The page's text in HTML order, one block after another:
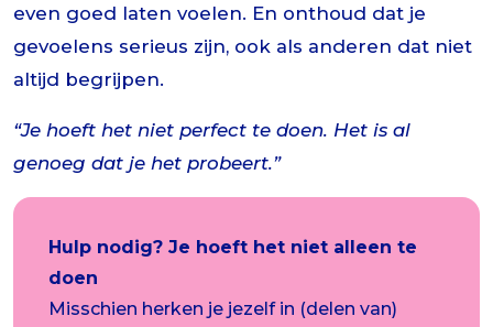
even goed laten voelen. En onthoud dat je
gevoelens serieus zijn, ook als anderen dat niet
altijd begrijpen.
“Je hoeft het niet perfect te doen. Het is al
genoeg dat je het probeert.”
Hulp nodig? Je hoeft het niet alleen te
doen
Misschien herken je jezelf in (delen van)